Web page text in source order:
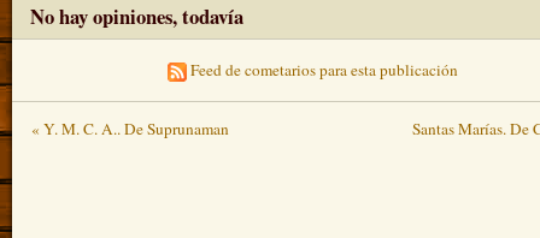
No hay opiniones, todavía
Feed de cometarios para esta publicación
« Y. M. C. A.. De Suprunaman Santas Marías. De